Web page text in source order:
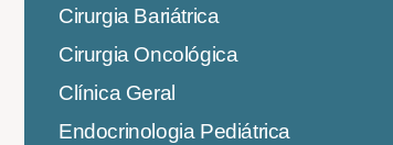
Cirurgia Bariátrica
Cirurgia Oncológica
Clínica Geral
Endocrinologia Pediátrica